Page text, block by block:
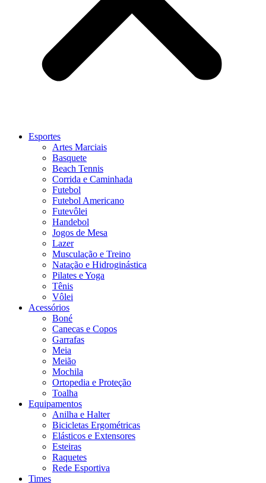
Esportes
Artes Marciais
Basquete
Beach Tennis
Corrida e Caminhada
Futebol
Futebol Americano
Futevôlei
Handebol
Jogos de Mesa
Lazer
Musculação e Treino
Natação e Hidroginástica
Pilates e Yoga
Tênis
Vôlei
Acessórios
Boné
Canecas e Copos
Garrafas
Meia
Meião
Mochila
Ortopedia e Proteção
Toalha
Equipamentos
Anilha e Halter
Bicicletas Ergométricas
Elásticos e Extensores
Esteiras
Raquetes
Rede Esportiva
Times